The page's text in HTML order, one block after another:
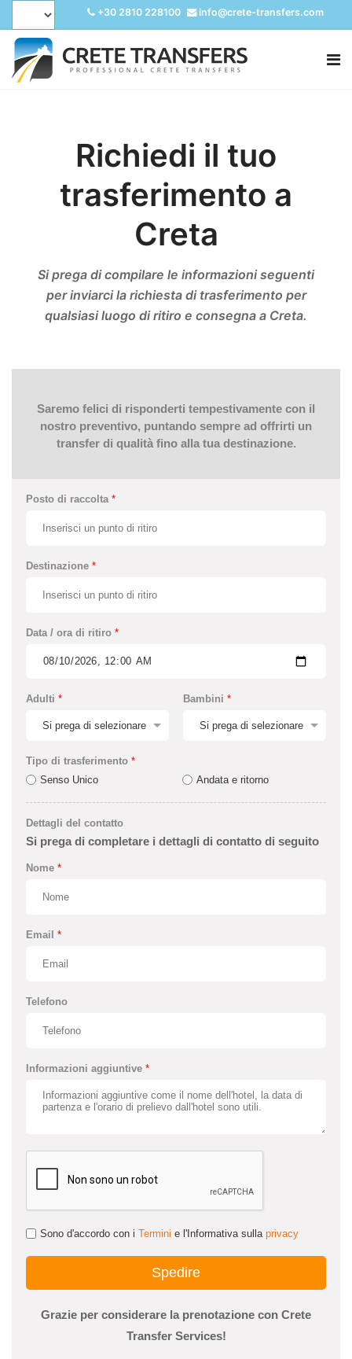
+30 2810 228100 info@crete-transfers.com
Richiedi il tuo
trasferimento a
Creta
Si prega di compilare le informazioni seguenti
per inviarci la richiesta di trasferimento per
qualsiasi luogo di ritiro e consegna a Creta.
Saremo felici di risponderti tempestivamente con il
nostro preventivo, puntando sempre ad offrirti un
transfer di qualità fino alla tua destinazione.
Posto di raccolta *
Destinazione *
Data / ora di ritiro *
Adulti * Bambini *
Tipo di trasferimento *
Senso Unico
Andata e ritorno
Dettagli del contatto
Si prega di completare i dettagli di contatto di seguito
Nome *
Email *
Telefono
Informazioni aggiuntive *
Sono d'accordo con i Termini e l'Informativa sulla privacy
Spedire
Grazie per considerare la prenotazione con Crete
Transfer Services!